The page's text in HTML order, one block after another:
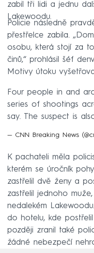
zabil tři lidi a jednu
Lakewoodu.
Policie následně
přestřelce zabila.
osobu, která stojí za
činů,“ prohlásil šéf
Motivy útoku
Four people in and
series of shootings
say. The suspect is
— CNN Breaking News
K pachateli měla
kterém se úročník
zastřelil dvě ženy a
zastřelil jednoho
nedalekém
do hotelu, kde
později zranil také
žádné nebezpečí